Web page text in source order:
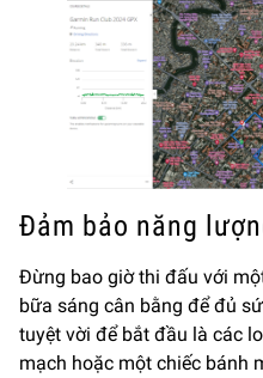
Đảm bảo năng
Đừng bao giờ thi đấu với
bữa sáng cân bằng để đủ
tuyệt vời để bắt đầu là các
mạch hoặc một chiếc bánh